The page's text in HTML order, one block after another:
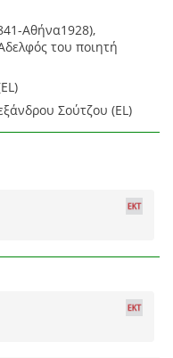
Αθήνα1928),
του ποιητή
Σούτζου (EL)